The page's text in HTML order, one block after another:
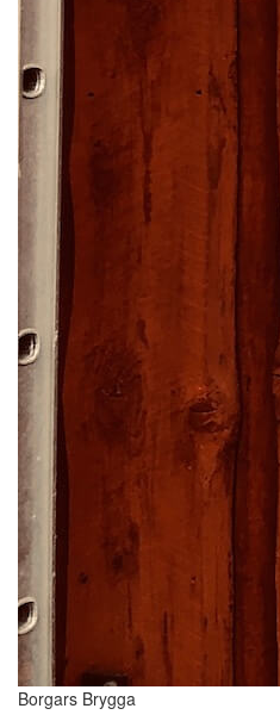
Borgars Brygga